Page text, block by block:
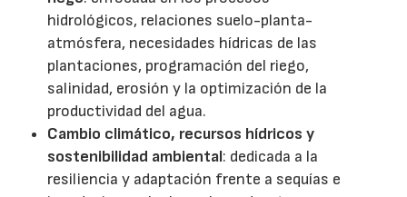
hidrológicos, relaciones suelo-planta-
atmósfera, necesidades hídricas de las
plantaciones, programación del riego,
salinidad, erosión y la optimización de la
productividad del agua.
Cambio climático, recursos hídricos y
sostenibilidad ambiental: dedicada a la
resiliencia y adaptación frente a sequías e